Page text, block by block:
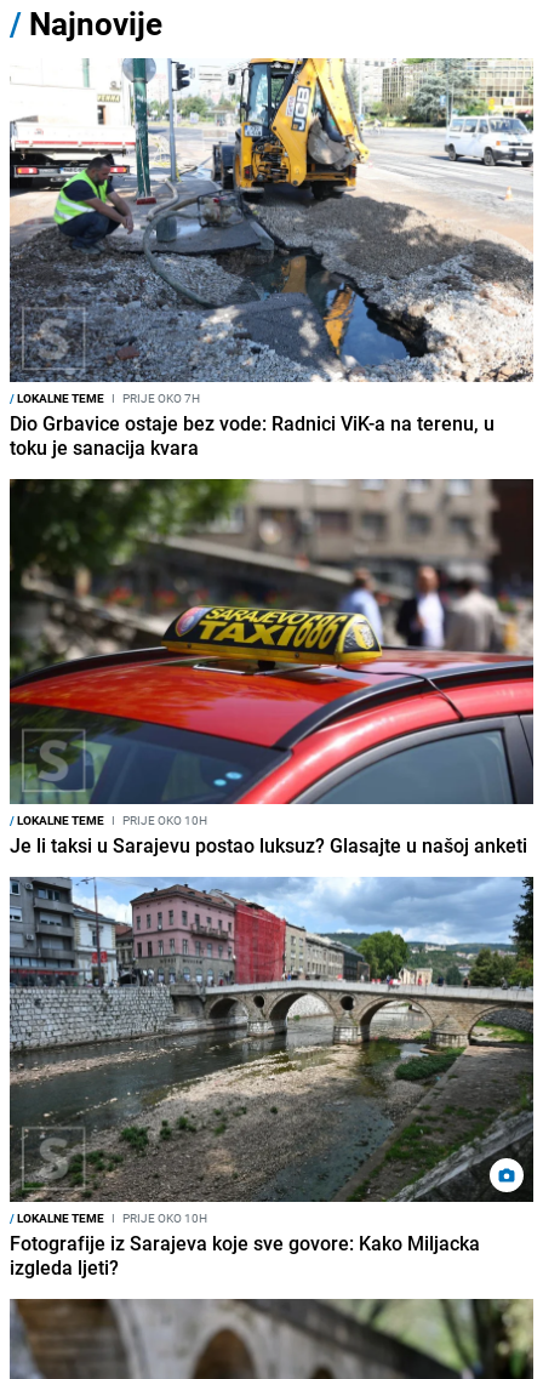
/ Najnovije
/LOKALNE TEME I PRIJE OKO 7H
Dio Grbavice ostaje bez vode: Radnici ViK-a na terenu, u
toku je sanacija kvara
/LOKALNE TEME I PRIJE OKO 10H
Je li taksi u Sarajevu postao luksuz? Glasajte u našoj anketi
/LOKALNE TEME I PRIJE OKO 10H
Fotografije iz Sarajeva koje sve govore: Kako Miljacka
izgleda ljeti?